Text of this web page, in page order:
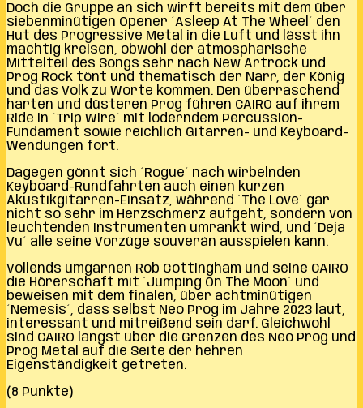
Doch die Gruppe an sich wirft bereits mit dem über
siebenminütigen Opener ´Asleep At The Wheel´ den
Hut des Progressive Metal in die Luft und lässt ihn
mächtig kreisen, obwohl der atmosphärische
Mittelteil des Songs sehr nach New Artrock und
Prog Rock tönt und thematisch der Narr, der König
und das Volk zu Worte kommen. Den überraschend
harten und düsteren Prog führen CAIRO auf ihrem
Ride in ´Trip Wire´ mit loderndem Percussion-
Fundament sowie reichlich Gitarren- und Keyboard-
Wendungen fort.
Dagegen gönnt sich ´Rogue´ nach wirbelnden
Keyboard-Rundfahrten auch einen kurzen
Akustikgitarren-Einsatz, während ´The Love´ gar
nicht so sehr im Herzschmerz aufgeht, sondern von
leuchtenden Instrumenten umrankt wird, und ´Deja
Vu´ alle seine Vorzüge souverän ausspielen kann.
Vollends umgarnen Rob Cottingham und seine CAIRO
die Hörerschaft mit ´Jumping On The Moon´ und
beweisen mit dem finalen, über achtminütigen
´ Nemesis´, dass selbst Neo Prog im Jahre 2023 laut,
interessant und mitreißend sein darf. Gleichwohl
sind CAIRO längst über die Grenzen des Neo Prog und
Prog Metal auf die Seite der hehren
Eigenständigkeit getreten.
(8 Punkte)